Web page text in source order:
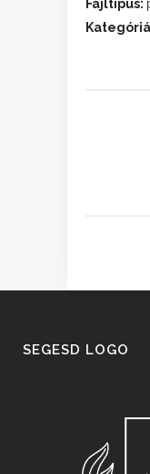
Fájltípus:
SEGESD LOGO